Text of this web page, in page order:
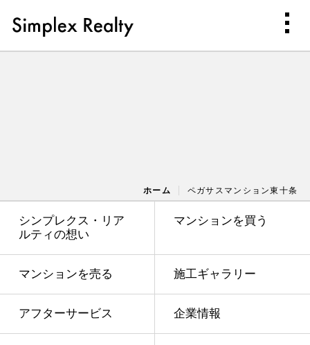
ホーム ペガサスマンション東十条
シンプレクス・リア
ルティの想い
マンションを買う
マンションを売る 施工ギャラリー
アフターサービス 企業情報